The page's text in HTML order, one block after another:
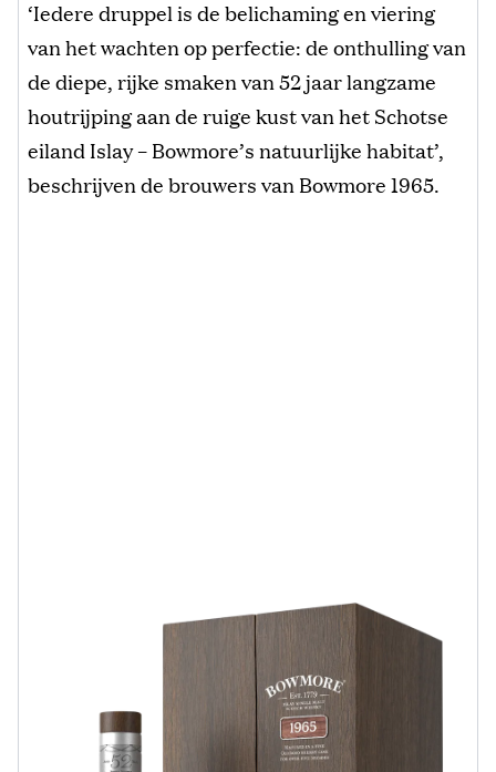
‘Iedere druppel is de belichaming en viering
van het wachten op perfectie: de onthulling van
de diepe, rijke smaken van 52 jaar langzame
houtrijping aan de ruige kust van het Schotse
eiland Islay – Bowmore’s natuurlijke habitat’,
beschrijven de brouwers van Bowmore 1965.